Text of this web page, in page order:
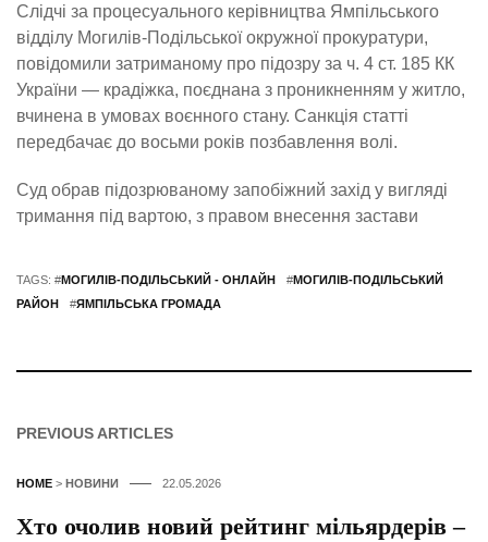
Слідчі за процесуального керівництва Ямпільського
відділу Могилів-Подільської окружної прокуратури,
повідомили затриманому про підозру за ч. 4 ст. 185 КК
України — крадіжка, поєднана з проникненням у житло,
вчинена в умовах воєнного стану. Санкція статті
передбачає до восьми років позбавлення волі.
Суд обрав підозрюваному запобіжний захід у вигляді
тримання під вартою, з правом внесення застави
TAGS: #МОГИЛІВ-ПОДІЛЬСЬКИЙ - ОНЛАЙН #МОГИЛІВ-ПОДІЛЬСЬКИЙ
РАЙОН
#ЯМПІЛЬСЬКА ГРОМАДА
PREVIOUS ARTICLES
HOME > НОВИНИ 22.05.2026
Хто очолив новий рейтинг мільярдерів –